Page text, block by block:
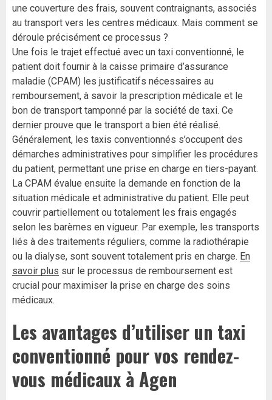
une couverture des frais, souvent contraignants, associés
au transport vers les centres médicaux. Mais comment se
déroule précisément ce processus ?
Une fois le trajet effectué avec un taxi conventionné, le
patient doit fournir à la caisse primaire d’assurance
maladie (CPAM) les justificatifs nécessaires au
remboursement, à savoir la prescription médicale et le
bon de transport tamponné par la société de taxi. Ce
dernier prouve que le transport a bien été réalisé.
Généralement, les taxis conventionnés s’occupent des
démarches administratives pour simplifier les procédures
du patient, permettant une prise en charge en tiers-payant.
La CPAM évalue ensuite la demande en fonction de la
situation médicale et administrative du patient. Elle peut
couvrir partiellement ou totalement les frais engagés
selon les barèmes en vigueur. Par exemple, les transports
liés à des traitements réguliers, comme la radiothérapie
ou la dialyse, sont souvent totalement pris en charge. En
savoir plus sur le processus de remboursement est
crucial pour maximiser la prise en charge des soins
médicaux.
Les avantages d’utiliser un taxi
conventionné pour vos rendez-
vous médicaux à Agen